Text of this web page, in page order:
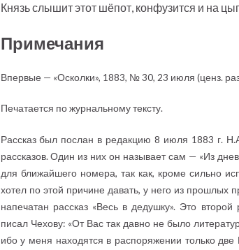
Князь слышит этот шёпот, конфузится и на
Примечания
Впервые — «Осколки», 1883, № 30, 23 июля (ценз.
Печатается по журнальному тексту.
Рассказ был послан в редакцию 8 июля 1883 г.
рассказов. Один из них он называет сам — «Из
для ближайшего номера, так как, кроме сильно
хотел по этой причине давать, у него из
напечатан рассказ «Весь в дедушку». Это
писал Чехову: «От Вас так давно не было
ибо у меня находятся в распоряжении только